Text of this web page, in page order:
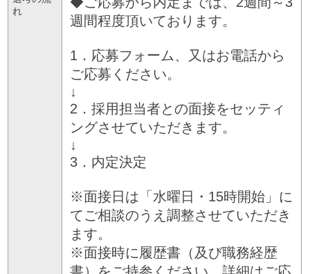
れ
週間程度頂いております。
1．応募フォーム、又はお電話から
ご応募ください。
↓
2．採用担当者との面接をセッティ
ングさせていただきます。
↓
3．内定決定
※面接日は「水曜日・15時開始」に
てご相談のうえ調整させていただき
ます。
※面接時に履歴書（及び職務経歴
書）をご持参ください。詳細はご応